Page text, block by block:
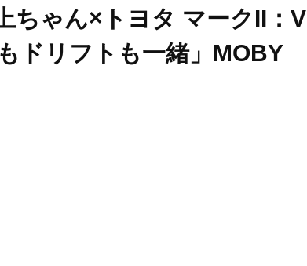
ちゃん×トヨタ マークII：V
ドリフトも一緒」MOBY